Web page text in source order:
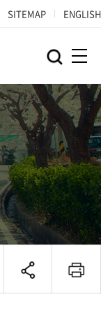
SITEMAP ENGLISH